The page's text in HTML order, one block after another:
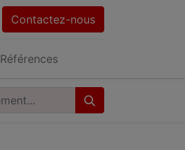
Contactez-nous
Références